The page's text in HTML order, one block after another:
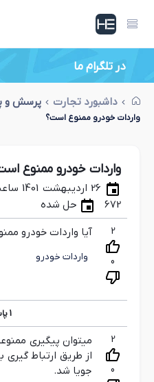
در تلگرام ما
داشبورد تجارت پرسش و
واردات خودرو ممنوع است؟
واردات خودرو ممنوع
26 اردیبهشت 1401 ساعت 21:02
672
حل شده
2
0
آیا واردات خودرو
واردات خودرو
1
2
0
میتوان پیگیری
از طریق ارتباط گیری
جویا شد.